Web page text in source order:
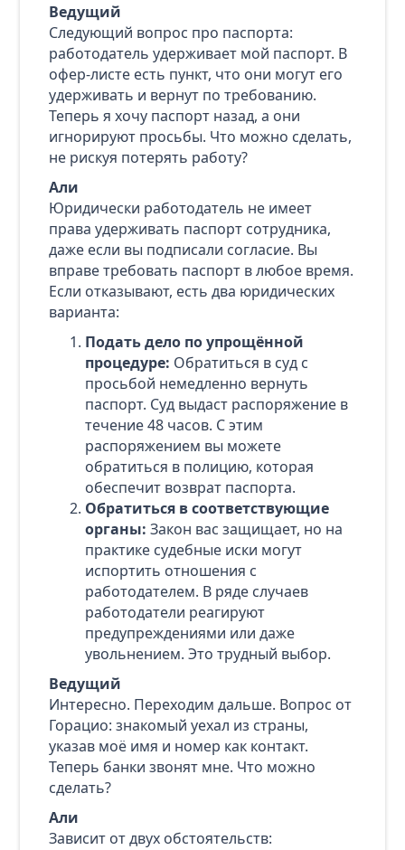
Ведущий
Следующий вопрос про паспорта:
работодатель удерживает мой паспорт. В
офер‑листе есть пункт, что они могут его
удерживать и вернут по требованию.
Теперь я хочу паспорт назад, а они
игнорируют просьбы. Что можно сделать,
не рискуя потерять работу?
Али
Юридически работодатель не имеет
права удерживать паспорт сотрудника,
даже если вы подписали согласие. Вы
вправе требовать паспорт в любое время.
Если отказывают, есть два юридических
варианта:
Подать дело по упрощённой
процедуре: Обратиться в суд с
просьбой немедленно вернуть
паспорт. Суд выдаст распоряжение в
течение 48 часов. С этим
распоряжением вы можете
обратиться в полицию, которая
обеспечит возврат паспорта.
Обратиться в соответствующие
органы: Закон вас защищает, но на
практике судебные иски могут
испортить отношения с
работодателем. В ряде случаев
работодатели реагируют
предупреждениями или даже
увольнением. Это трудный выбор.
Ведущий
Интересно. Переходим дальше. Вопрос от
Горацио: знакомый уехал из страны,
указав моё имя и номер как контакт.
Теперь банки звонят мне. Что можно
сделать?
Али
Зависит от двух обстоятельств: